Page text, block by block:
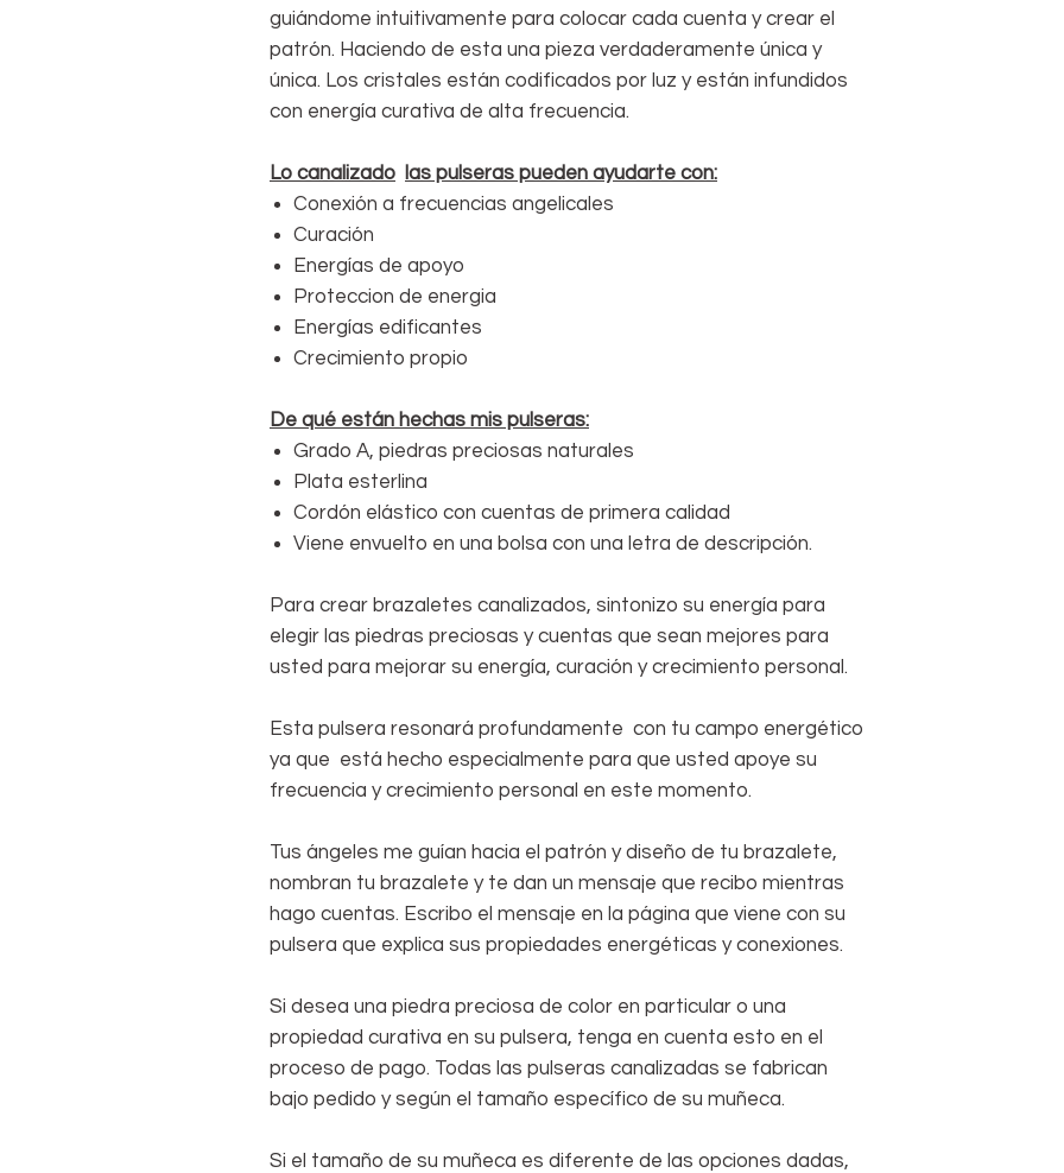
guiándome intuitivamente para colocar cada cuenta y crear el
patrón. Haciendo de esta una pieza verdaderamente única y
única. Los cristales están codificados por luz y están infundidos
con energía curativa de alta frecuencia.
Lo canalizado
las pulseras pueden ayudarte con:
Conexión a frecuencias angelicales
Curación
Energías de apoyo
Proteccion de energia
Energías edificantes
Crecimiento propio
De qué están hechas mis pulseras:
Grado A, piedras preciosas naturales
Plata esterlina
Cordón elástico con cuentas de primera calidad
Viene envuelto en una bolsa con una letra de descripción.
Para crear brazaletes canalizados, sintonizo su energía para
elegir las piedras preciosas y cuentas que sean mejores para
usted para mejorar su energía, curación y crecimiento personal.
Esta pulsera resonará profundamente con tu campo energético
ya que está hecho especialmente para que usted apoye su
frecuencia y crecimiento personal en este momento.
Tus ángeles me guían hacia el patrón y diseño de tu brazalete,
nombran tu brazalete y te dan un mensaje que recibo mientras
hago cuentas. Escribo el mensaje en la página que viene con su
pulsera que explica sus propiedades energéticas y conexiones.
Si desea una piedra preciosa de color en particular o una
propiedad curativa en su pulsera, tenga en cuenta esto en el
proceso de pago. Todas las pulseras canalizadas se fabrican
bajo pedido y según el tamaño específico de su muñeca.
Si el tamaño de su muñeca es diferente de las opciones dadas,